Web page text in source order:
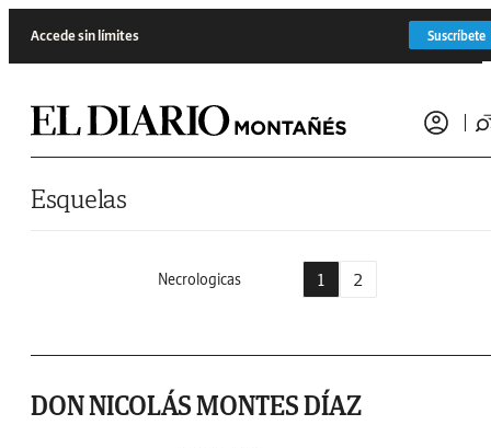
Accede sin límites Suscríbete
Esquelas
Necrologicas 1 2
DON NICOLÁS MONTES DÍAZ